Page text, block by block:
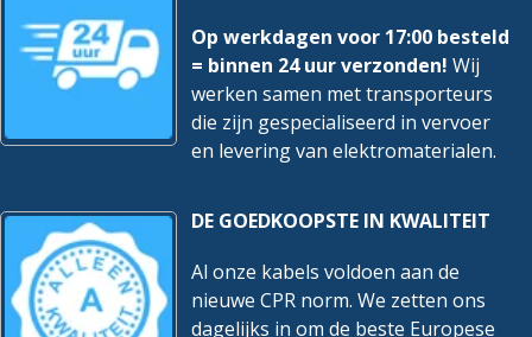
Op werkdagen voor 17:00 besteld
= binnen 24 uur verzonden! Wij
werken samen met transporteurs
die zijn gespecialiseerd in vervoer
en levering van elektromaterialen.
DE GOEDKOOPSTE IN KWALITEIT
Al onze kabels voldoen aan de
nieuwe CPR norm. We zetten ons
dagelijks in om de beste Europese